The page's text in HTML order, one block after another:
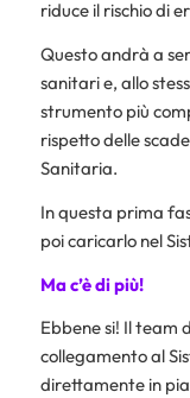
riduce il rischio di
Questo andrà a
sanitari e, allo
strumento più
rispetto delle
Sanitaria.
In questa prima
poi caricarlo nel
Ma c’è di più!
Ebbene si! Il team
collegamento al
direttamente in